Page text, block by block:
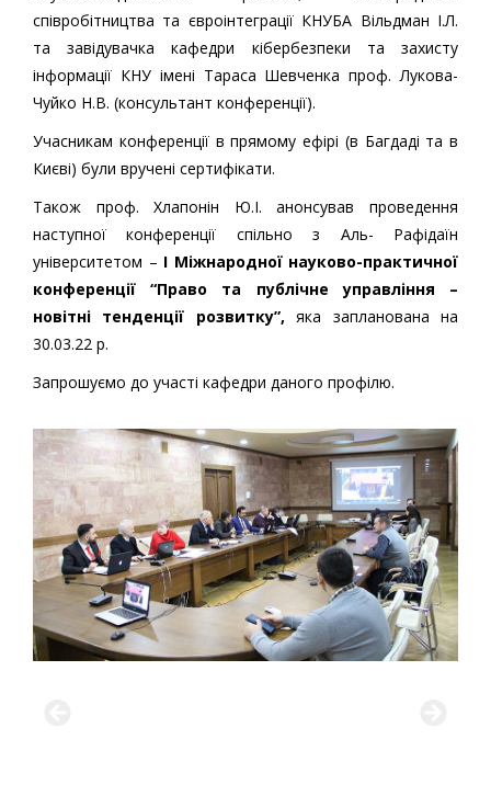
співробітництва та євроінтеграції КНУБА Вільдман І.Л.
та завідувачка кафедри кібербезпеки та захисту
інформації КНУ імені Тараса Шевченка проф. Лукова-
Чуйко Н.В. (консультант конференції).
Учасникам конференції в прямому ефірі (в Багдаді та в
Києві) були вручені сертифікати.
Також проф. Хлапонін Ю.І. анонсував проведення
наступної конференції спільно з Аль- Рафідаїн
університетом – I Міжнародної науково-практичної
конференції “Право та публічне управління –
новітні тенденції розвитку”,яка запланована на
30.03.22 р.
Запрошуємо до участі кафедри даного профілю.